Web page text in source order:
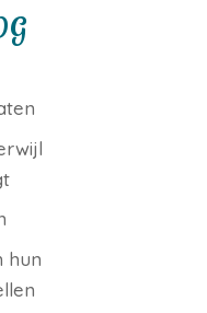
hun